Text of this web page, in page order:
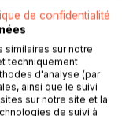
principales
pour être
grands. Il sert
de confidentialité
sur notre
techniquement
d'analyse (par
ainsi que le suivi
sur notre site et la
de suivi à